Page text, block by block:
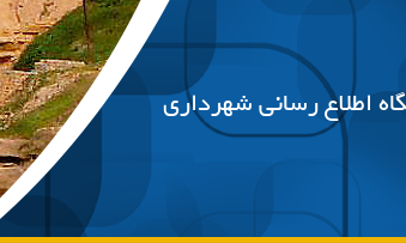
اطلاع رسانی شهرداری